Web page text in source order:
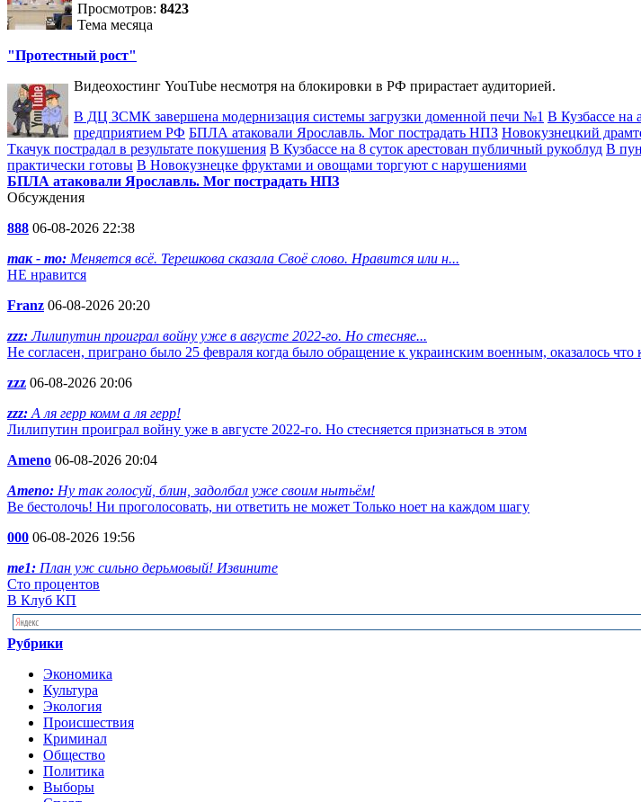
Просмотров: 8423
Тема месяца
"Протестный рост"
Видеохостинг YouTube несмотря на блокировки в РФ прирастает аудиторией.
В ДЦ ЗСМК завершена модернизация системы загрузки доменной печи №1 В Кузбассе на
предприятием РФ БПЛА атаковали Ярославль. Мог пострадать НПЗ Новокузнецкий
Ткачук пострадал в результате покушения В Кузбассе на 8 суток арестован публичный рукоблуд В
практически готовы В Новокузнецке фруктами и овощами торгуют с нарушениями
БПЛА атаковали Ярославль. Мог пострадать НПЗ
Обсуждения
888 06-08-2026 22:38
так - то: Меняется всё. Терешкова сказала Своё слово. Нравится или н...
НЕ нравится
Franz 06-08-2026 20:20
zzz:Лилипутин проиграл войну уже в августе 2022-го. Но стесняе...
Не согласен, приграно было 25 февраля когда было обращение к украинским военным, оказалось
zzz 06-08-2026 20:06
zzz: А ля герр комм а ля герр!
Лилипутин проиграл войну уже в августе 2022-го. Но стесняется признаться в этом
Ameno 06-08-2026 20:04
Ameno: Ну так голосуй, блин, задолбал уже своим нытьём!
Ве бестолочь! Ни проголосовать, ни ответить не может Только ноет на каждом шагу
000 06-08-2026 19:56
me1: План уж сильно дерьмовый! Извините
Сто процентов
В Клуб КП
Рубрики
Экономика
Культура
Экология
Происшествия
Криминал
Общество
Политика
Выборы